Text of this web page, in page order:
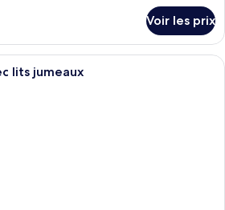
Voir les prix
Une chambre d’hôtel moderne
lits jumeaux